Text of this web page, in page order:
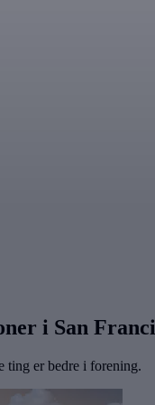
i San
ting er bedre i forening.